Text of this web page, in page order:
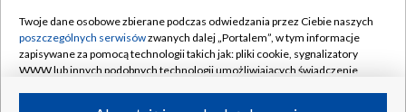
Rada Programowa
System NOS
Informacje o nadawcy
Kontakt
Kanały
Twoje dane osobowe zbierane podczas odwiedzania przez Ciebie naszych
poszczególnych serwisówzwanych dalej „Portalem”, w tym informacje
zapisywane za pomocą technologii takich jak: pliki cookie, sygnalizatory
WWW lub innych podobnych technologii umożliwiających świadczenie